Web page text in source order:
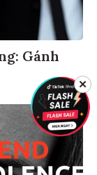
Gánh
✕